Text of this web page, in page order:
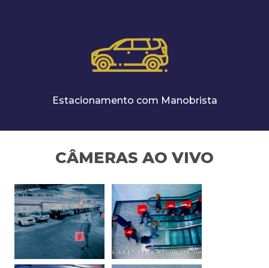
Estacionamento com Manobrista
CÂMERAS AO VIVO